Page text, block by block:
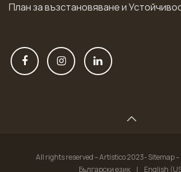
План за възстановяване и
All rights reserved – Artistico 2023- Sitemap –
Български език
| English